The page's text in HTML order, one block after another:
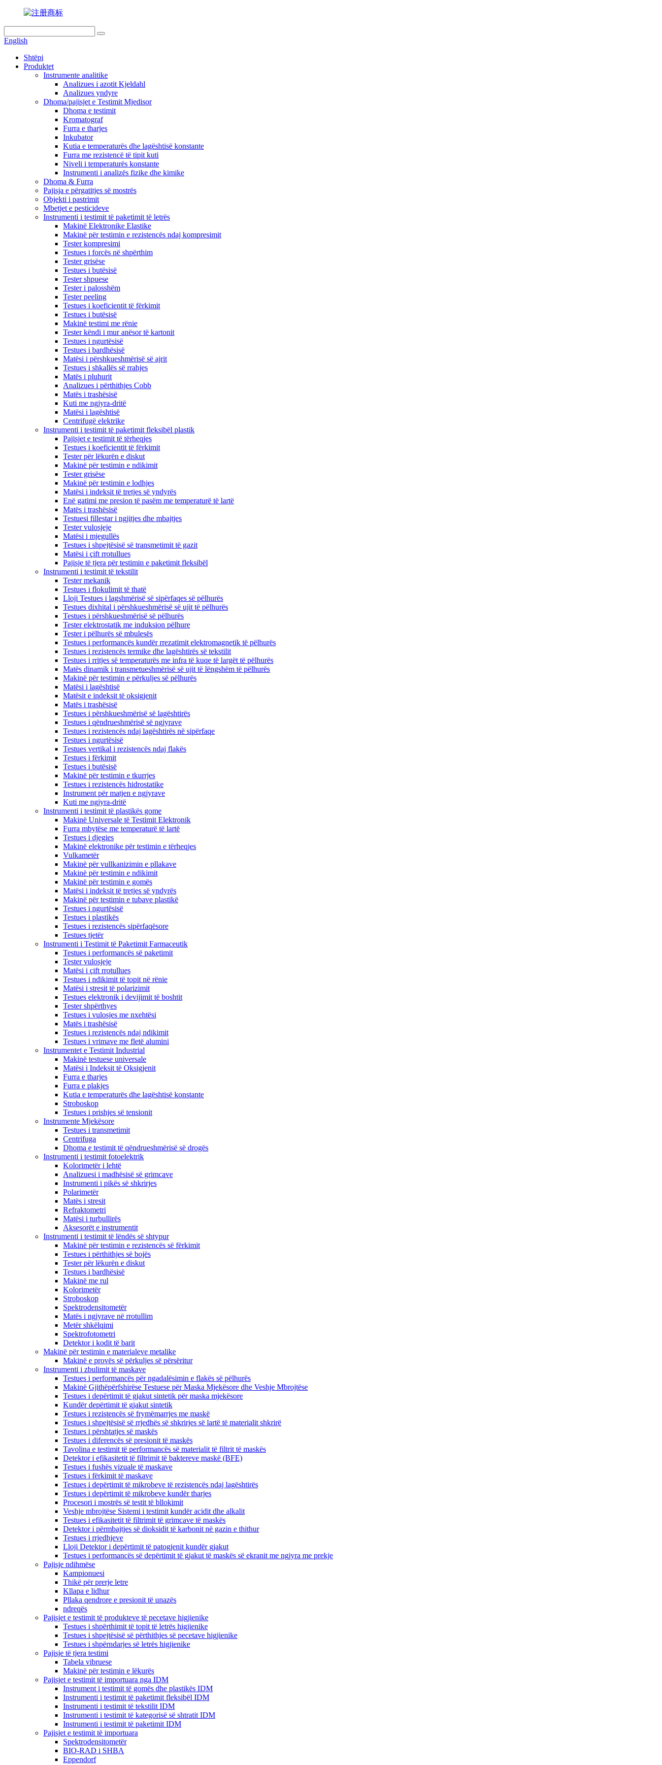
English
Shtëpi
Produktet
Instrumente analitike
Analizues i azotit Kjeldahl
Analizues yndyre
Dhoma/pajisjet e Testimit Mjedisor
Dhoma e testimit
Kromatograf
Furra e tharjes
Inkubator
Kutia e temperaturës dhe lagështisë konstante
Furra me rezistencë të tipit kuti
Niveli i temperaturës konstante
Instrumenti i analizës fizike dhe kimike
Dhoma & Furra
Pajisja e përgatitjes së mostrës
Objekti i pastrimit
Mbetjet e pesticideve
Instrumenti i testimit të paketimit të letrës
Makinë Elektronike Elastike
Makinë për testimin e rezistencës ndaj kompresimit
Tester kompresimi
Testues i forcës në shpërthim
Tester grisëse
Testues i butësisë
Tester shpuese
Tester i palosshëm
Tester peeling
Testues i koeficientit të fërkimit
Testues i butësisë
Makinë testimi me rënie
Tester këndi i mur anësor të kartonit
Testues i ngurtësisë
Testues i bardhësisë
Matësi i përshkueshmërisë së ajrit
Testues i shkallës së rrahjes
Matës i pluhurit
Analizues i përthithjes Cobb
Matës i trashësisë
Kuti me ngjyra-dritë
Matësi i lagështisë
Centrifugë elektrike
Instrumenti i testimit të paketimit fleksibël plastik
Pajisjet e testimit të tërheqjes
Testues i koeficientit të fërkimit
Tester për lëkurën e diskut
Makinë për testimin e ndikimit
Tester grisëse
Makinë për testimin e lodhjes
Matësi i indeksit të tretjes së yndyrës
Enë gatimi me presion të pasëm me temperaturë të lartë
Matës i trashësisë
Testuesi fillestar i ngjitjes dhe mbajtjes
Tester vulosjeje
Matësi i mjegullës
Testues i shpejtësisë së transmetimit të gazit
Matësi i çift rrotullues
Pajisje të tjera për testimin e paketimit fleksibël
Instrumenti i testimit të tekstilit
Tester mekanik
Testues i flokulimit të thatë
Lloji Testues i lagshmërisë së sipërfaqes së pëlhurës
Testues dixhital i përshkueshmërisë së ujit të pëlhurës
Testues i përshkueshmërisë së pëlhurës
Tester elektrostatik me induksion pëlhure
Tester i pëlhurës së mbulesës
Testues i performancës kundër rrezatimit elektromagnetik të pëlhurës
Testues i rezistencës termike dhe lagështirës së tekstilit
Testues i rritjes së temperaturës me infra të kuqe të largët të pëlhurës
Matës dinamik i transmetueshmërisë së ujit të lëngshëm të pëlhurës
Makinë për testimin e përkuljes së pëlhurës
Matësi i lagështisë
Matësit e indeksit të oksigjenit
Matës i trashësisë
Testues i përshkueshmërisë së lagështirës
Testues i qëndrueshmërisë së ngjyrave
Testues i rezistencës ndaj lagështirës në sipërfaqe
Testues i ngurtësisë
Testues vertikal i rezistencës ndaj flakës
Testues i fërkimit
Testues i butësisë
Makinë për testimin e tkurrjes
Testues i rezistencës hidrostatike
Instrument për matjen e ngjyrave
Kuti me ngjyra-dritë
Instrumenti i testimit të plastikës gome
Makinë Universale të Testimit Elektronik
Furra mbytëse me temperaturë të lartë
Testues i djegies
Makinë elektronike për testimin e tërheqjes
Vulkametër
Makinë për vullkanizimin e pllakave
Makinë për testimin e ndikimit
Makinë për testimin e gomës
Matësi i indeksit të tretjes së yndyrës
Makinë për testimin e tubave plastikë
Testues i ngurtësisë
Testues i plastikës
Testues i rezistencës sipërfaqësore
Testues tjetër
Instrumenti i Testimit të Paketimit Farmaceutik
Testues i performancës së paketimit
Tester vulosjeje
Matësi i çift rrotullues
Testues i ndikimit të topit në rënie
Matësi i stresit të polarizimit
Testues elektronik i devijimit të boshtit
Tester shpërthyes
Testues i vulosjes me nxehtësi
Matës i trashësisë
Testues i rezistencës ndaj ndikimit
Testues i vrimave me fletë alumini
Instrumentet e Testimit Industrial
Makinë testuese universale
Matësi i Indeksit të Oksigjenit
Furra e tharjes
Furra e plakjes
Kutia e temperaturës dhe lagështisë konstante
Stroboskop
Testues i prishjes së tensionit
Instrumente Mjekësore
Testues i transmetimit
Centrifuga
Dhoma e testimit të qëndrueshmërisë së drogës
Instrumenti i testimit fotoelektrik
Kolorimetër i lehtë
Analizuesi i madhësisë së grimcave
Instrumenti i pikës së shkrirjes
Polarimetër
Matës i stresit
Refraktometri
Matësi i turbullirës
Aksesorët e instrumentit
Instrumenti i testimit të lëndës së shtypur
Makinë për testimin e rezistencës së fërkimit
Testues i përthithjes së bojës
Tester për lëkurën e diskut
Testues i bardhësisë
Makinë me rul
Kolorimetër
Stroboskop
Spektrodensitometër
Matës i ngjyrave në rrotullim
Metër shkëlqimi
Spektrofotometri
Detektor i kodit të barit
Makinë për testimin e materialeve metalike
Makinë e provës së përkuljes së përsëritur
Instrumenti i zbulimit të maskave
Testues i performancës për ngadalësimin e flakës së pëlhurës
Makinë Gjithëpërfshirëse Testuese për Maska Mjekësore dhe Veshje Mbrojtëse
Testues i depërtimit të gjakut sintetik për maska ​​mjekësore
Kundër depërtimit të gjakut sintetik
Testues i rezistencës së frymëmarrjes me maskë
Testues i shpejtësisë së rrjedhës së shkrirjes së lartë të materialit shkrirë
Testues i përshtatjes së maskës
Testues i diferencës së presionit të maskës
Tavolina e testimit të performancës së materialit të filtrit të maskës
Detektor i efikasitetit të filtrimit të baktereve maskë (BFE)
Testues i fushës vizuale të maskave
Testues i fërkimit të maskave
Testues i depërtimit të mikrobeve të rezistencës ndaj lagështirës
Testues i depërtimit të mikrobeve kundër tharjes
Procesori i mostrës së testit të bllokimit
Veshje mbrojtëse Sistemi i testimit kundër acidit dhe alkalit
Testues i efikasitetit të filtrimit të grimcave të maskës
Detektor i përmbajtjes së dioksidit të karbonit në gazin e thithur
Testues i rrjedhjeve
Lloji Detektor i depërtimit të patogjenit kundër gjakut
Testues i performancës së depërtimit të gjakut të maskës së ekranit me ngjyra me prekje
Pajisje ndihmëse
Kampionuesi
Thikë për prerje letre
Kllapa e lidhur
Pllaka qendrore e presionit të unazës
ndreqës
Pajisjet e testimit të produkteve të pecetave higjienike
Testues i shpërthimit të topit të letrës higjienike
Testues i shpejtësisë së përthithjes së pecetave higjienike
Testues i shpërndarjes së letrës higjienike
Pajisje të tjera testimi
Tabela vibruese
Makinë për testimin e lëkurës
Pajisjet e testimit të importuara nga IDM
Instrument i testimit të gomës dhe plastikës IDM
Instrumenti i testimit të paketimit fleksibël IDM
Instrumenti i testimit të tekstilit IDM
Instrumenti i testimit të kategorisë së shtratit IDM
Instrumenti i testimit të paketimit IDM
Pajisjet e testimit të importuara
Spektrodensitometër
BIO-RAD i SHBA
Eppendorf